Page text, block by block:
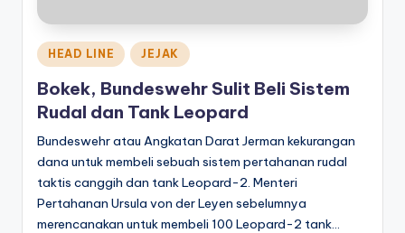
Posted
in
HEAD LINE JEJAK
Bokek, Bundeswehr Sulit Beli Sistem
Rudal dan Tank Leopard
Bundeswehr atau Angkatan Darat Jerman kekurangan
dana untuk membeli sebuah sistem pertahanan rudal
taktis canggih dan tank Leopard-2. Menteri
Pertahanan Ursula von der Leyen sebelumnya
merencanakan untuk membeli 100 Leopard-2 tank…